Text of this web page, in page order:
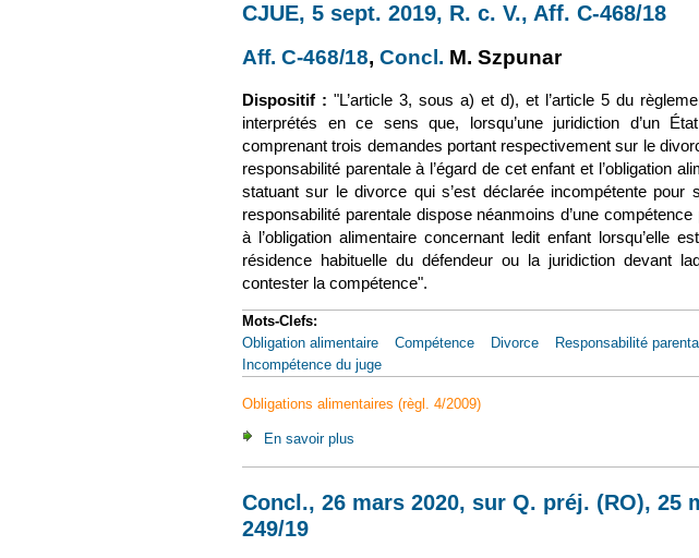
CJUE, 5 sept. 2019, R. c. V., Aff. C-468/18
Aff. C-468/18(le lien est externe)
, Concl. (le lien est externe)
M. Szpunar
Dispositif : "L’article 3, sous a) et d), et l’article 5 du
interprétés en ce sens que, lorsqu’une juridiction d’un
comprenant trois demandes portant respectivement sur le
responsabilité parentale à l’égard de cet enfant et l’obligation
statuant sur le divorce qui s’est déclarée incompétente
responsabilité parentale dispose néanmoins d’une
à l’obligation alimentaire concernant ledit enfant lorsqu’elle
résidence habituelle du défendeur ou la juridiction devant
contester la compétence".
Mots-Clefs:
Obligation alimentaire
Compétence Divorce Responsabilité
Incompétence du juge
Obligations alimentaires (règl. 4/2009)
En savoir plus
Concl., 26 mars 2020, sur Q. préj. (RO), 25
249/19